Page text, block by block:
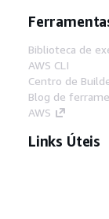
Biblioteca de
AWS CLI
Centro de
Blog de
AWS
Links Úteis